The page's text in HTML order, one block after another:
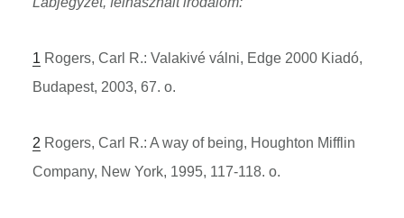
1 Rogers, Carl R.: Valakivé válni, Edge 2000 Kiadó,
Budapest, 2003, 67. o.
2 Rogers, Carl R.: A way of being, Houghton Mifflin
Company, New York, 1995, 117-118. o.